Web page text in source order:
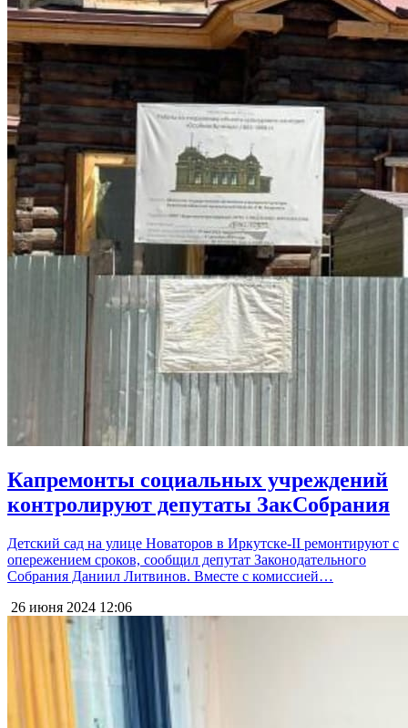
Капремонты социальных учреждений
контролируют депутаты ЗакСобрания
Детский сад на улице Новаторов в Иркутске-II ремонтируют с
опережением сроков, сообщил депутат Законодательного
Собрания Даниил Литвинов. Вместе с комиссией…
26 июня 2024 12:06